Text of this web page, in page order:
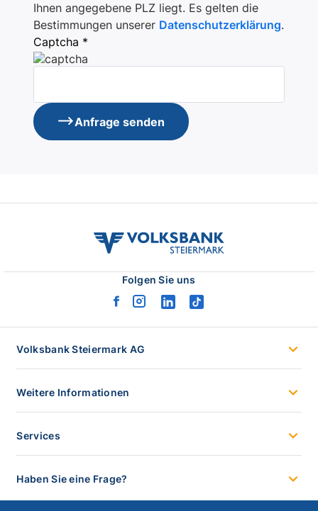
Ihnen angegebene PLZ liegt. Es gelten die
Bestimmungen unserer Datenschutzerklärung.
Captcha *
Anfrage senden
volksbank
stmk
Folgen Sie uns
facebook
instagram
linkedintiktok
Volksbank Steiermark AG
Weitere Informationen
Services
Haben Sie eine Frage?